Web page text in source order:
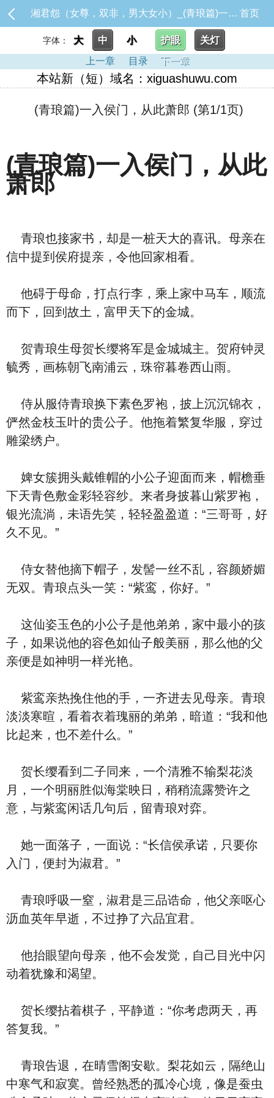
湘君怨（女尊，双非，男大女小）_(青琅篇)一入侯门，从此萧郎 首页
字体： 大 中 小 护眼
关灯
上一章
目录 下一章
本站新（短）域名：xiguashuwu.com
(青琅篇)一入侯门，从此萧郎 (第1/1页)
(青琅篇)一入侯门，从此
萧郎
青琅也接家书，却是一桩天大的喜讯。母亲在
信中提到侯府提亲，令他回家相看。
他碍于母命，打点行李，乘上家中马车，顺流
而下，回到故土，富甲天下的金城。
贺青琅生母贺长缨将军是金城城主。贺府钟灵
毓秀，画栋朝飞南浦云，珠帘暮卷西山雨。
侍从服侍青琅换下素色罗袍，披上沉沉锦衣，
俨然金枝玉叶的贵公子。他拖着繁复华服，穿过
雕梁绣户。
婢女簇拥头戴锥帽的小公子迎面而来，帽檐垂
下天青色敷金彩轻容纱。来者身披暮山紫罗袍，
银光流淌，未语先笑，轻轻盈盈道：“三哥哥，好
久不见。”
侍女替他摘下帽子，发髻一丝不乱，容颜娇媚
无双。青琅点头一笑：“紫鸾，你好。”
这仙姿玉色的小公子是他弟弟，家中最小的孩
子，如果说他的容色如仙子般美丽，那么他的父
亲便是如神明一样光艳。
紫鸾亲热挽住他的手，一齐进去见母亲。青琅
淡淡寒暄，看着衣着瑰丽的弟弟，暗道：“我和他
比起来，也不差什么。”
贺长缨看到二子同来，一个清雅不输梨花淡
月，一个明丽胜似海棠映日，稍稍流露赞许之
意，与紫鸾闲话几句后，留青琅对弈。
她一面落子，一面说：“长信侯承诺，只要你
入门，便封为淑君。”
青琅呼吸一窒，淑君是三品诰命，他父亲呕心
沥血英年早逝，不过挣了六品宜君。
他抬眼望向母亲，他不会发觉，自己目光中闪
动着犹豫和渴望。
贺长缨拈着棋子，平静道：“你考虑两天，再
答复我。”
青琅告退，在晴雪阁安歇。梨花如云，隔绝山
中寒气和寂寞。曾经熟悉的孤冷心境，像是蚕虫